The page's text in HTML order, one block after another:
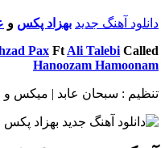
دانلود آهنگ جدید بهزاد پکس و
Pax Ft Ali Talebi Called
Hanoozam Hamoonam
تنظیم : سبحان عابد | میکس